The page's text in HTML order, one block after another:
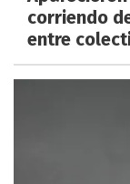
corriendo
entre